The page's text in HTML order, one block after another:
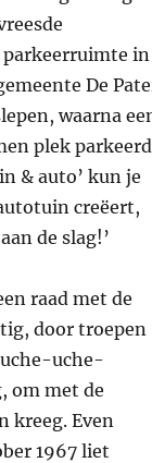
in
De
waarna
plek
& auto’ kun je
creëert,
de slag!’
raad met de
door troepen
uche-
om met de
kreeg. Even
1967 liet